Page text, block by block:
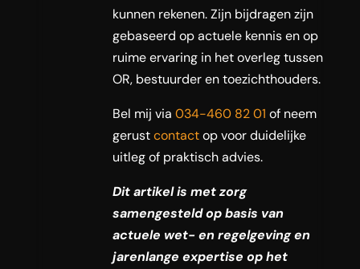
kunnen rekenen. Zijn bijdragen zijn
gebaseerd op actuele kennis en op
ruime ervaring in het overleg tussen
OR, bestuurder en toezichthouders.
Bel mij via 034-460 82 01 of neem
gerustcontactop voor duidelijke
uitleg of praktisch advies.
Dit artikel is met zorg
samengesteld op basis van
actuele wet- en regelgeving en
jarenlange expertise op het